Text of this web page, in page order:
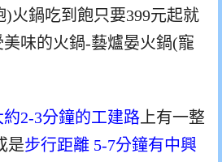
約2-3分鐘的工建路 上有一整
是步行距離 5-7分鐘有中興